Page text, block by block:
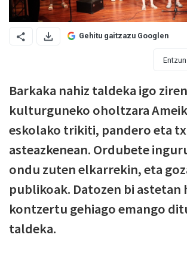
Gehitu gaitzazu Googlen
Entzun
Barkaka nahiz taldeka igo
kulturguneko oholtzara
eskolako trikiti, pandero eta
asteazkenean. Ordubete
ondu zuten elkarrekin, eta
publikoak. Datozen bi astetan
kontzertu gehiago emango
taldeka.